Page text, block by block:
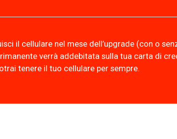
il cellulare nel mese dell’upgrade (con o
verrà addebitata sulla tua carta di
tenere il tuo cellulare per sempre.